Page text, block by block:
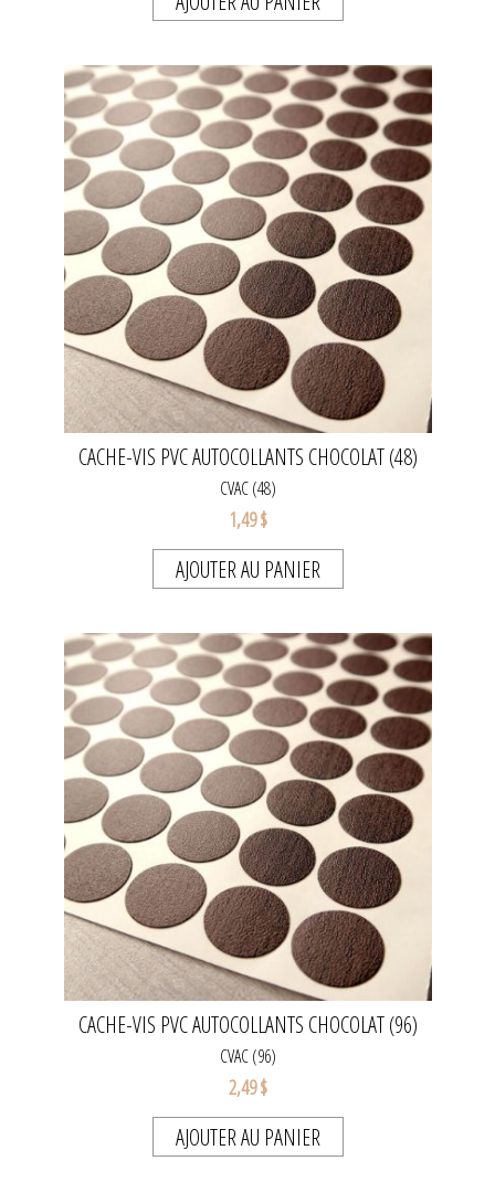
CACHE-VIS PVC AUTOCOLLANTS CHOCOLAT (48)
CVAC (48)
1,49 $
AJOUTER AU PANIER
CACHE-VIS PVC AUTOCOLLANTS CHOCOLAT (96)
CVAC (96)
2,49 $
AJOUTER AU PANIER